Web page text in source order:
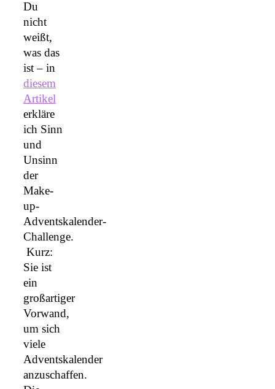
Du
nicht
weißt,
was das
ist – in
diesem
Artikel
erkläre
ich Sinn
und
Unsinn
der
Make-
up-
Adventskalender-
Challenge.
Kurz:
Sie ist
ein
großartiger
Vorwand,
um sich
viele
Adventskalender
anzuschaffen.